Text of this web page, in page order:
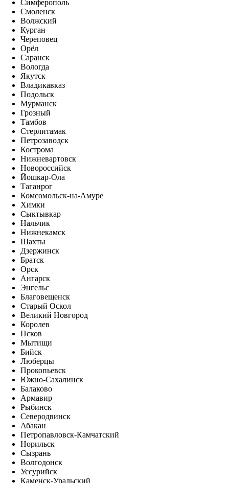
Симферополь
Смоленск
Волжский
Курган
Череповец
Орёл
Саранск
Вологда
Якутск
Владикавказ
Подольск
Мурманск
Грозный
Тамбов
Стерлитамак
Петрозаводск
Кострома
Нижневартовск
Новороссийск
Йошкар-Ола
Таганрог
Комсомольск-на-Амуре
Химки
Сыктывкар
Нальчик
Нижнекамск
Шахты
Дзержинск
Братск
Орск
Ангарск
Энгельс
Благовещенск
Старый Оскол
Великий Новгород
Королев
Псков
Мытищи
Бийск
Люберцы
Прокопьевск
Южно-Сахалинск
Балаково
Армавир
Рыбинск
Северодвинск
Абакан
Петропавловск-Камчатский
Норильск
Сызрань
Волгодонск
Уссурийск
Каменск-Уральский